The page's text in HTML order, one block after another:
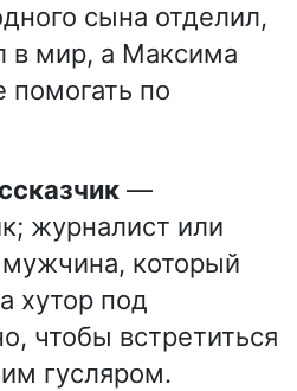
сына отделил,
в мир, а Максима
помогать по
—
журналист или
мужчина, который
хутор под
чтобы встретиться
гусляром.